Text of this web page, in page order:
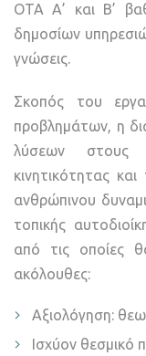
ΟΤΑ Α’ και Β’
δημοσίων
γνώσεις.
Σκοπός του
προβλημάτων, η
λύσεων στους
κινητικότητας
ανθρώπινου
τοπικής
από τις οποίες
ακόλουθες:
Αξιολόγηση:
Ισχύον θεσμικό